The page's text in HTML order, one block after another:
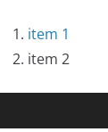
item 1
item 2